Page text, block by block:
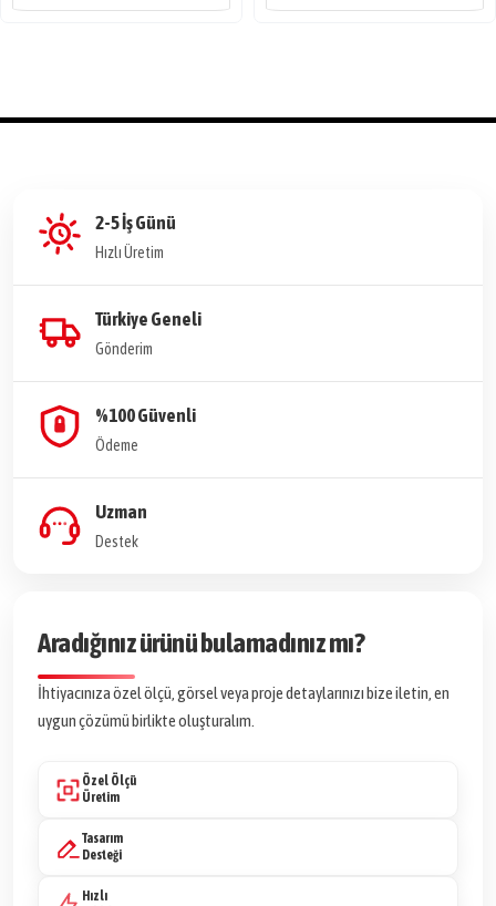
2-5 İş Günü
Hızlı Üretim
Türkiye Geneli
Gönderim
%100 Güvenli
Ödeme
Uzman
Destek
Aradığınız ürünü bulamadınız mı?
İhtiyacınıza özel ölçü, görsel veya proje detaylarınızı bize iletin, en
uygun çözümü birlikte oluşturalım.
Özel Ölçü
Üretim
Tasarım
Desteği
Hızlı